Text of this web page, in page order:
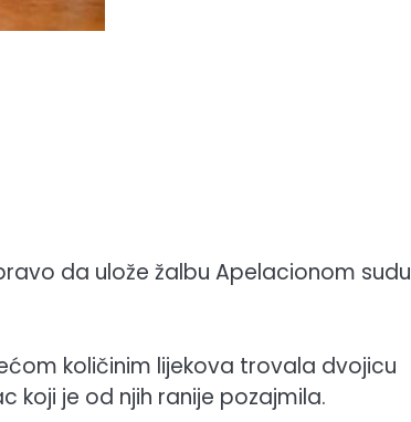
da ulože žalbu Apelacionom sudu
količinim lijekova trovala dvojicu
koji je od njih ranije pozajmila.